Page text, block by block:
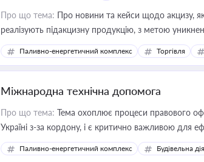
Про що тема: Про новини та кейси щодо акцизу,
реалізують підакцизну продукцію, з метою
Паливно-енергетичний комплекс Торгівля
Міжнародна технічна допомога
Про що тема: Тема охоплює процеси правового
Україні з-за кордону, і є критично важливою для
інфраструктурних проєктів
Паливно-енергетичний комплекс Будівельна